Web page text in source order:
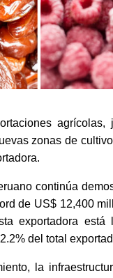
zonas de
continúa
de US$ 12,400
exportadora
del total
la